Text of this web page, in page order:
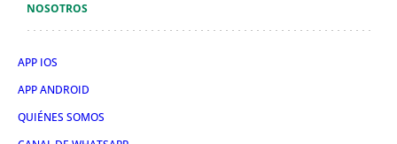
NOSOTROS
APP IOS
APP ANDROID
QUIÉNES SOMOS